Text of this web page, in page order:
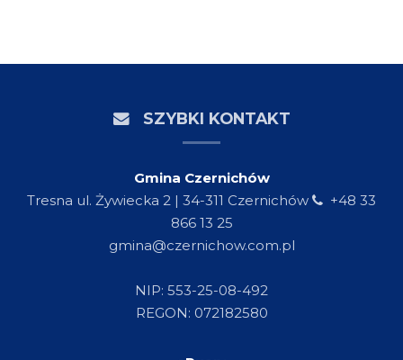
SZYBKI KONTAKT
Gmina Czernichów
Tresna ul. Żywiecka 2 | 34-311 Czernichów
+48 33
866 13 25
gmina@czernichow.com.pl
NIP: 553-25-08-492
REGON: 072182580